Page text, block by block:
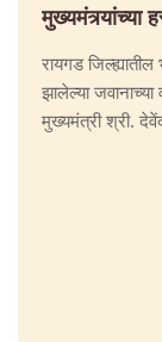
मुख्यमंत्र्यांच्या
रायगड
झालेल्या
मुख्यमंत्री श्री.